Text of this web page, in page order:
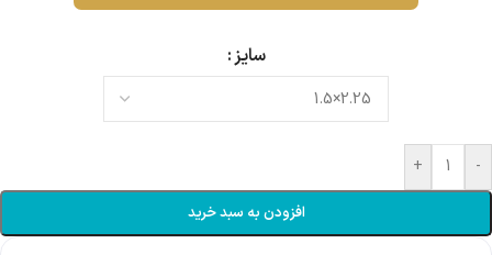
سایز
-
+
افزودن به سبد خرید